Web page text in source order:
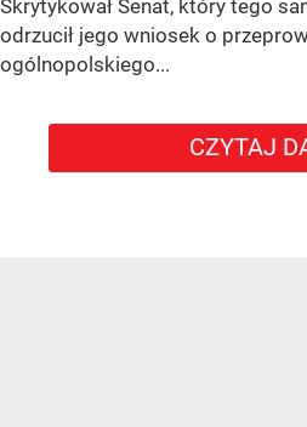
Skrytykował Senat, który tego
odrzucił jego wniosek o
ogólnopolskiego...
CZYTAJ